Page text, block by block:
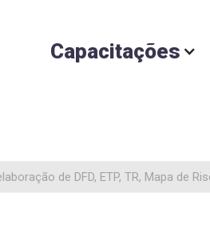
Capacitações